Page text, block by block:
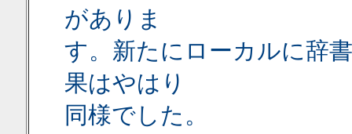
がありま
す。新たにローカルに辞
果はやはり
同様でした。